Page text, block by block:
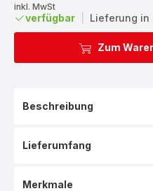
inkl. MwSt
verfügbar Lieferung in
Zum
Beschreibung
Lieferumfang
Merkmale